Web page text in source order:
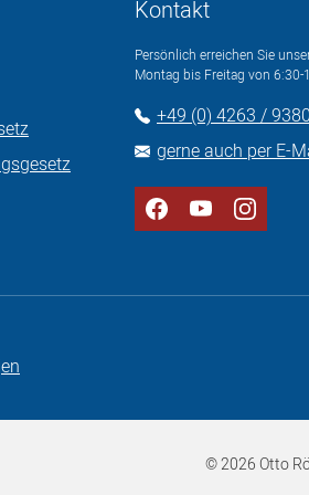
Kontakt
Persönlich erreichen Sie
Montag bis Freitag von 6:30-
+49 (0) 4263 /
gerne auch per E-
© 2026 Otto